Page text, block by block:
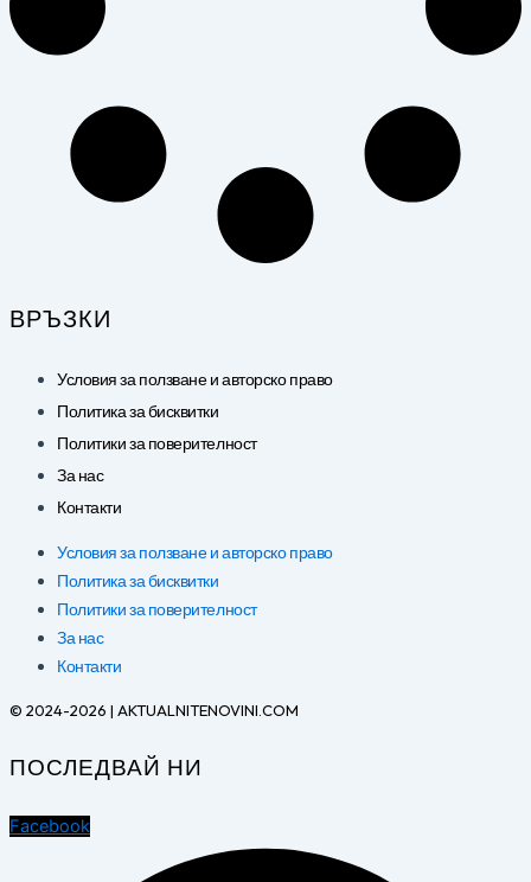
ВРЪЗКИ
Условия за ползване и авторско право
Политика за бисквитки
Политики за поверителност
За нас
Контакти
Условия за ползване и авторско право
Политика за бисквитки
Политики за поверителност
За нас
Контакти
© 2024-2026 | AKTUALNITENOVINI.COM
ПОСЛЕДВАЙ НИ
Facebook